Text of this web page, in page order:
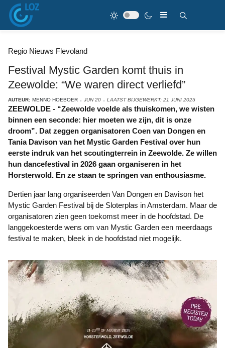
Regio Nieuws Flevoland
Festival Mystic Garden komt thuis in
Zeewolde: “We waren direct verliefd”
AUTEUR: MENNO HOEBOER JUN 20 LAATST BIJGEWERKT: 21 JUNI 2025
ZEEWOLDE - “Zeewolde voelde als thuiskomen, we wisten
binnen een seconde: hier moeten we zijn, dit is onze
droom”. Dat zeggen organisatoren Coen van Dongen en
Tania Davison van het Mystic Garden Festival over hun
eerste indruk van het scoutingterrein in Zeewolde. Ze willen
hun dancefestival in 2026 gaan organiseren in het
Horsterwold. En ze staan te springen van enthousiasme.
Dertien jaar lang organiseerden Van Dongen en Davison het
Mystic Garden Festival bij de Sloterplas in Amsterdam. Maar de
organisatoren zien geen toekomst meer in de hoofdstad. De
langgekoesterde wens om van Mystic Garden een meerdaags
festival te maken, bleek in de hoofdstad niet mogelijk.